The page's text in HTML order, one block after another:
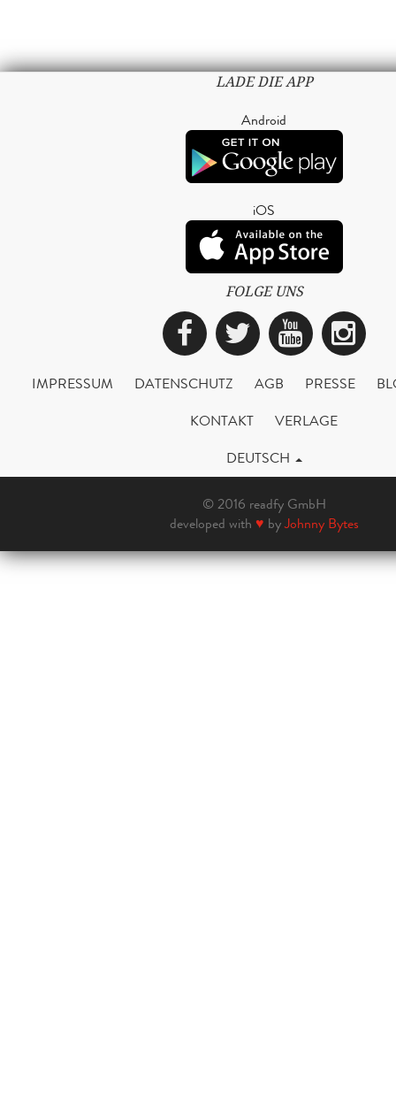
LADE DIE APP
Android
iOS
FOLGE UNS
Facebook
Twitter
IMPRESSUM DATENSCHUTZ AGB PRESSE
KONTAKT
VERLAGE
DEUTSCH
© 2016 readfy GmbH
developed with ♥ byJohnny Bytes